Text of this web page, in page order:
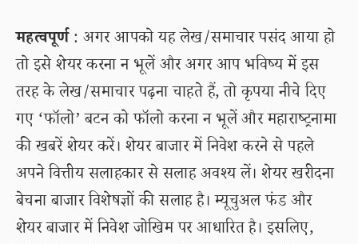
महत्वपूर्ण: अगर आपको यह लेख/समाचार पसंद आया हो
तो इसे शेयर करना न भूलें और अगर आप भविष्य में इस
तरह के लेख/समाचार पढ़ना चाहते हैं, तो कृपया नीचे दिए
गए ‘फॉलो’ बटन को फॉलो करना न भूलें और महाराष्ट्रनामा
की खबरें शेयर करें। शेयर बाजार में निवेश करने से पहले
अपने वित्तीय सलाहकार से सलाह अवश्य लें। शेयर खरीदना
बेचना बाजार विशेषज्ञों की सलाह है। म्यूचुअल फंड और
शेयर बाजार में निवेश जोखिम पर आधारित है। इसलिए,